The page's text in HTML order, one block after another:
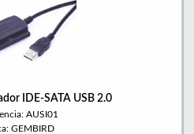
IDE-SATA USB 2.0
AUSI01
GEMBIRD